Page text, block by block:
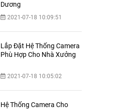
Dương
2021-07-18 10:09:51
Lắp Đặt Hệ Thống Camera
Phù Hợp Cho Nhà Xưởng
2021-07-18 10:05:02
Hệ Thống Camera Cho